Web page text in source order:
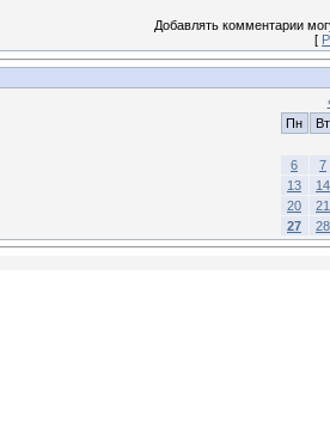
Добавлять комментарии
[
Пн
Вт
6
7
13
14
20
21
27
28